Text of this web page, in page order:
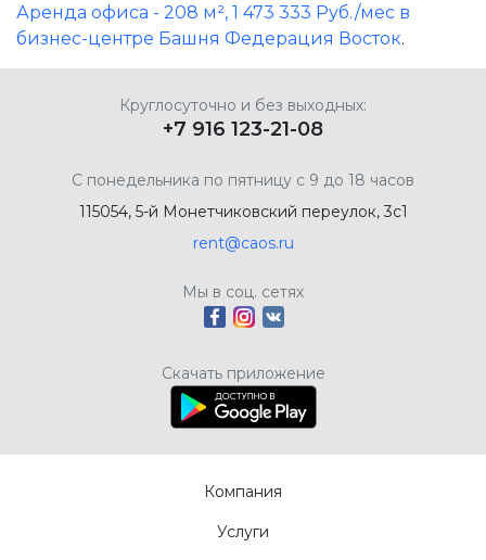
Аренда офиса - 208 м², 1 473 333 Руб./мес в
бизнес-центре Башня Федерация Восток.
Круглосуточно и без выходных:
+7 916 123-21-08
С понедельника по пятницу с 9 до 18 часов
115054, 5-й Монетчиковский переулок, 3с1
rent@caos.ru
Мы в соц. сетях
Скачать приложение
Компания
Услуги